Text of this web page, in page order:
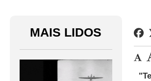
MAIS LIDOS